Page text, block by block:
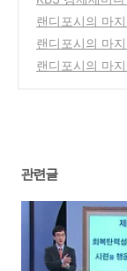
정적인 정서, 강
의 새로운 진출
국제지역대학원
랜디포시의 마
VD 한글자막
랜디포시의 마
VD 한글자막
랜디포시의 마
관련글